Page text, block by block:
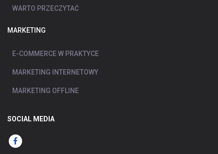
WARTO PRZECZYTAĆ
MARKETING
E-COMMERCE W PRAKTYCE
MARKETING INTERNETOWY
MARKETING OFFLINE
SOCIAL MEDIA